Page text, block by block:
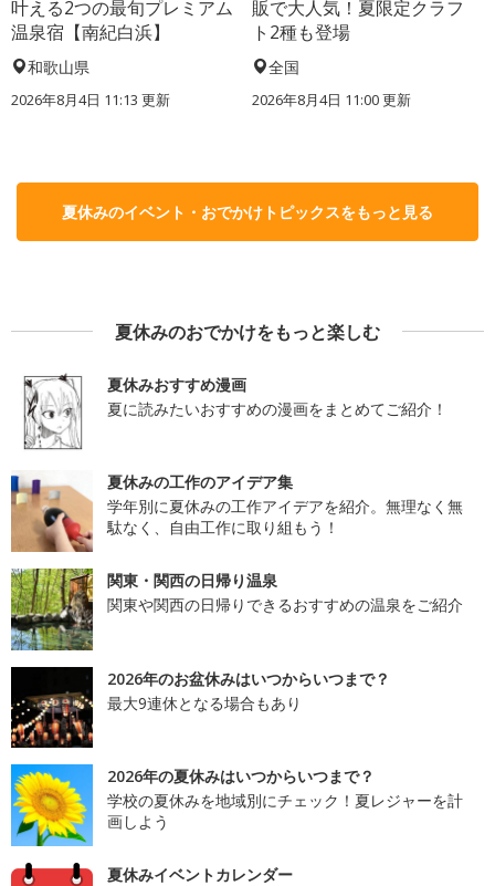
叶える2つの最旬プレミアム
温泉宿【南紀白浜】
和歌山県
2026年8月4日 11:13 更新
販で大人気！夏限定クラフ
ト2種も登場
全国
2026年8月4日 11:00更新
夏休みのイベント・おでかけトピックスをもっと見る
夏休みのおでかけをもっと楽しむ
夏休みおすすめ漫画
夏に読みたいおすすめの漫画をまとめてご紹介！
夏休みの工作のアイデア集
学年別に夏休みの工作アイデアを紹介。無理なく無
駄なく、自由工作に取り組もう！
関東・関西の日帰り温泉
関東や関西の日帰りできるおすすめの温泉をご紹介
2026年のお盆休みはいつからいつまで？
最大9連休となる場合もあり
2026年の夏休みはいつからいつまで？
学校の夏休みを地域別にチェック！夏レジャーを計
画しよう
夏休みイベントカレンダー